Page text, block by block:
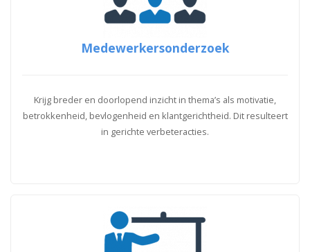
Medewerkersonderzoek
Krijg breder en doorlopend inzicht in thema’s als motivatie,
betrokkenheid, bevlogenheid en klantgerichtheid. Dit resulteert
in gerichte verbeteracties.